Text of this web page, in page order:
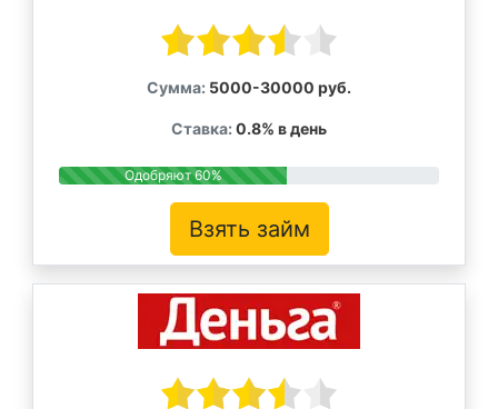
Сумма: 5000-30000 руб.
Ставка: 0.8% в день
Одобряют 60%
Взять займ